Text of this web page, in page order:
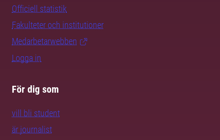
Officiell statistik
Fakulteter och institutioner
Medarbetarwebben
Logga in
För dig som
vill bli student
är journalist